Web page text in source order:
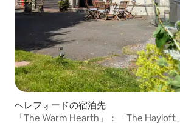
ヘレフォードの宿泊先
「The Warm Hearth」：「The Hayloft」